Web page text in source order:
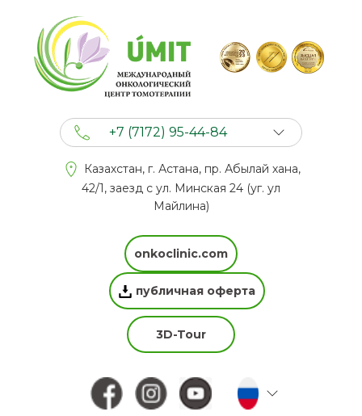
+7 (7172) 95-44-84
+7 (777) 201 44 44
Казахстан, г. Астана, пр. Абылай хана,
42/1, заезд с ул. Минская 24 (уг. ул
Майлина)
onkoclinic.com
публичная оферта
3D-Tour